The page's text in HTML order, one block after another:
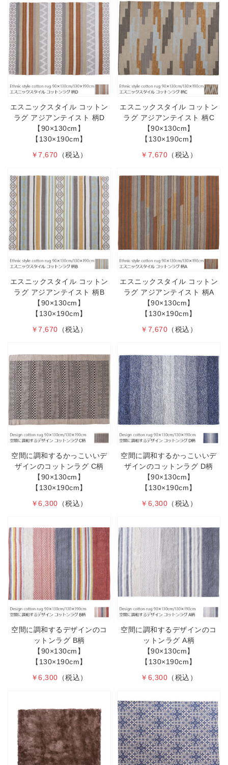
エスニックスタイル コットン
ラグ アジアンテイスト 柄D
【90×130cm】
【130×190cm】
￥7,670 （税込）
エスニックスタイル コットン
ラグ アジアンテイスト 柄C
【90×130cm】
【130×190cm】
￥7,670 （税込）
エスニックスタイル コットン
ラグ アジアンテイスト 柄B
【90×130cm】
【130×190cm】
￥7,670 （税込）
エスニックスタイル コットン
ラグ アジアンテイスト 柄A
【90×130cm】
【130×190cm】
￥7,670 （税込）
空間に調和するかっこいいデ
ザインのコットンラグ C柄
【90×130cm】
【130×190cm】
￥6,300 （税込）
空間に調和するかっこいいデ
ザインのコットンラグ D柄
【90×130cm】
【130×190cm】
￥6,300 （税込）
空間に調和するデザインのコ
ットンラグ B柄
【90×130cm】
【130×190cm】
￥6,300 （税込）
空間に調和するデザインのコ
ットンラグ A柄
【90×130cm】
【130×190cm】
￥6,300 （税込）